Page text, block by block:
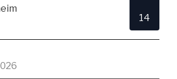
14